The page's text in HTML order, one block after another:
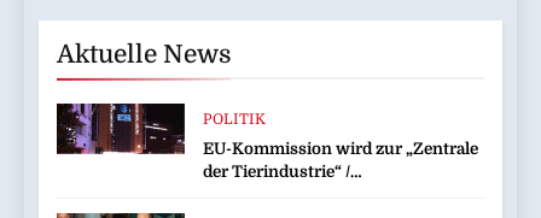
Aktuelle News
POLITIK
EU-Kommission wird zur „Zentrale
der Tierindustrie“ /